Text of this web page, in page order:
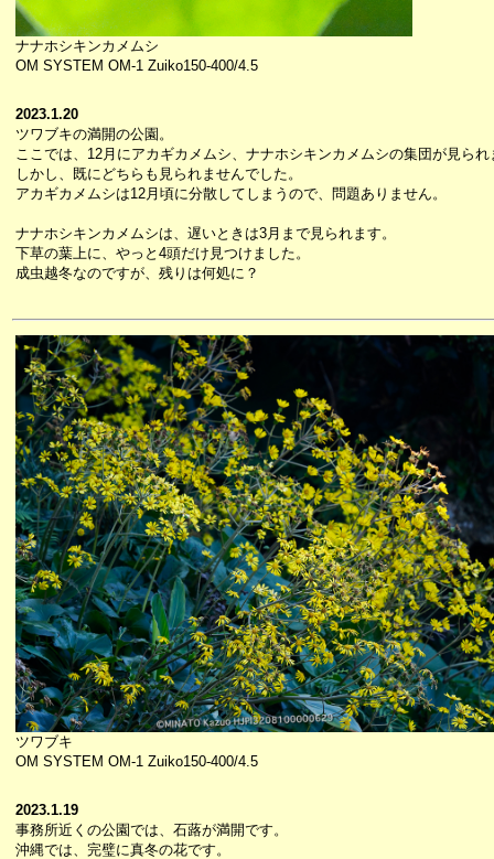
ナナホシキンカメムシ
OM SYSTEM OM-1 Zuiko150-400/4.5
2023.1.20
ツワブキの満開の公園。
ここでは、12月にアカギカメムシ、ナナホシキンカメムシの集団が見られ
しかし、既にどちらも見られませんでした。
アカギカメムシは12月頃に分散してしまうので、問題ありません。
ナナホシキンカメムシは、遅いときは3月まで見られます。
下草の葉上に、やっと4頭だけ見つけました。
成虫越冬なのですが、残りは何処に？
ツワブキ
OM SYSTEM OM-1 Zuiko150-400/4.5
2023.1.19
事務所近くの公園では、石蕗が満開です。
沖縄では、完璧に真冬の花です。